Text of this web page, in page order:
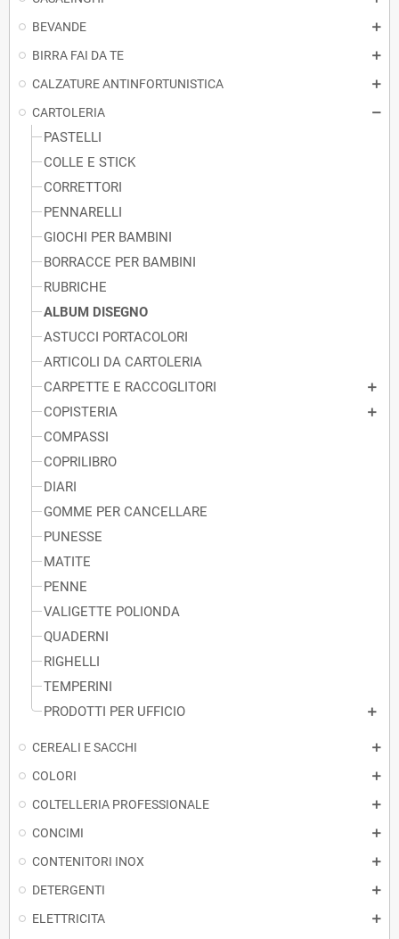
BEVANDE
BIRRA FAI DA TE
CALZATURE ANTINFORTUNISTICA
CARTOLERIA
PASTELLI
COLLE E STICK
CORRETTORI
PENNARELLI
GIOCHI PER BAMBINI
BORRACCE PER BAMBINI
RUBRICHE
ALBUM DISEGNO
ASTUCCI PORTACOLORI
ARTICOLI DA CARTOLERIA
CARPETTE E RACCOGLITORI
COPISTERIA
COMPASSI
COPRILIBRO
DIARI
GOMME PER CANCELLARE
PUNESSE
MATITE
PENNE
VALIGETTE POLIONDA
QUADERNI
RIGHELLI
TEMPERINI
PRODOTTI PER UFFICIO
CEREALI E SACCHI
COLORI
COLTELLERIA PROFESSIONALE
CONCIMI
CONTENITORI INOX
DETERGENTI
ELETTRICITA